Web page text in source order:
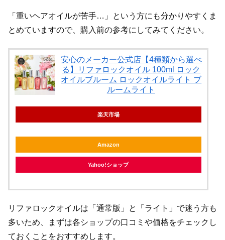
「重いヘアオイルが苦手…」という方にも分かりやすくま
とめていますので、購入前の参考にしてみてください。
安心のメーカー公式店【4種類から選べ
る】リファロックオイル 100ml ロック
オイルブルーム ロックオイルライト ブ
ルームライト
楽天市場
Amazon
Yahoo!ショップ
リファロックオイルは「通常版」と「ライト」で迷う方も
多いため、まずは各ショップの口コミや価格をチェックし
ておくことをおすすめします。